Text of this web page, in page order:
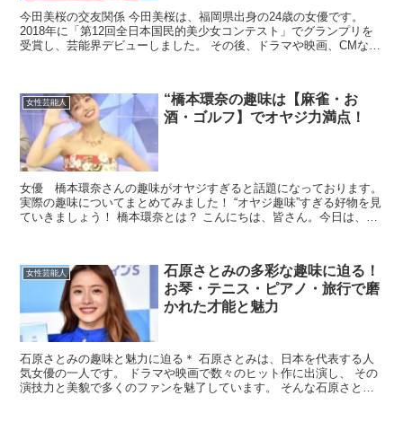
今田美桜の交友関係 今田美桜は、福岡県出身の24歳の女優です。
2018年に「第12回全日本国民的美少女コンテスト」でグランプリを
受賞し、芸能界デビューしました。 その後、ドラマや映画、CMなど
女性芸能人
“橋本環奈の趣味は【麻雀・お
酒・ゴルフ】でオヤジ力満点！
女優 橋本環奈さんの趣味がオヤジすぎると話題になっております。
実際の趣味についてまとめてみました！ “オヤジ趣味”すぎる好物を見
ていきましょう！ 橋本環奈とは？ こんにちは、皆さん。今日は、日
女性芸能人
石原さとみの多彩な趣味に迫る！
お琴・テニス・ピアノ・旅行で磨
かれた才能と魅力
石原さとみの趣味と魅力に迫る＊ 石原さとみは、日本を代表する人
気女優の一人です。 ドラマや映画で数々のヒット作に出演し、 その
演技力と美貌で多くのファンを魅了しています。 そんな石原さとみ